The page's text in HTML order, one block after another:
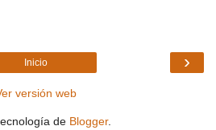
›
Inicio
versión web
de Blogger.